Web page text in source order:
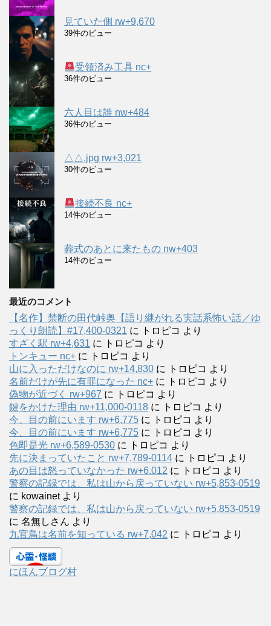
見ていた側 rw+9,670
39件のビュー
受領済み工具 nc+
36件のビュー
六人目は誰 nw+484
36件のビュー
△△.jpg rw+3,021
30件のビュー
接続不良 nc+
14件のビュー
葬式のあとに来たもの nw+403
14件のビュー
最近のコメント
【名作】禁断の田代峠奥【語り継がれる実話系怖い話／ゆ
っくり朗読】#17,400-0321 に トロピコ より
すざく駅 rw+4,631 に トロピコ より
トンキュー nc+ に トロピコ より
山に入っただけなのに rw+14,830 に トロピコ より
名前だけが先に有罪になった nc+ に トロピコ より
偽物が近づく rw+967 に トロピコ より
鍵をかけた理由 rw+11,000-0118 に トロピコ より
今、目の前にいます rw+6,775 に トロピコ より
今、目の前にいます rw+6,775 に トロピコ より
色即是光 rw+6,589-0530 に トロピコ より
先に決まっていたこと rw+7,789-0114 に トロピコ より
あの目は怒っていなかった rw+6.012 に トロピコ より
警察の記録では、私は山から戻っていない rw+5,853-0519
に kowainetより
警察の記録では、私は山から戻っていない rw+5,853-0519
に 名無しさん より
九官鳥は名前を知っている rw+7,042 に トロピコ より
にほんブログ村